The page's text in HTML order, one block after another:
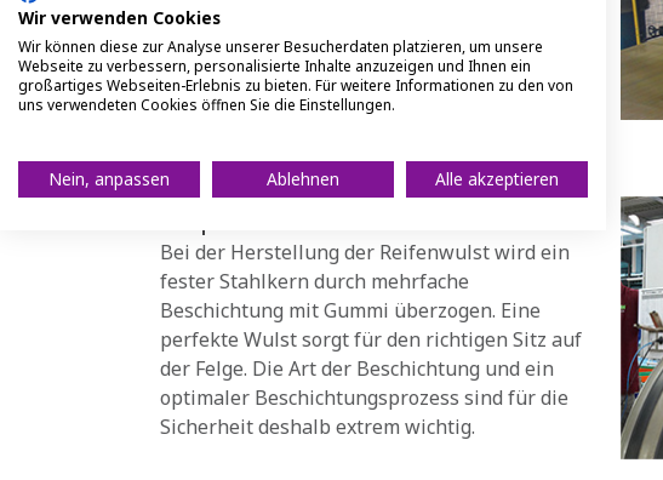
die Gummimischung auf Gewebefäden aus
Cord und Stahl aufgetragen, um dem Reifen
mehr Festigkeit zu verleihen. Nur so kann der
Reifen das Gewicht eines Fahrzeugs tragen,
Bei der Herstellung der Reifenwulst wird ein
fester Stahlkern durch mehrfache
Beschichtung mit Gummi überzogen. Eine
perfekte Wulst sorgt für den richtigen Sitz auf
der Felge. Die Art der Beschichtung und ein
optimaler Beschichtungsprozess sind für die
Sicherheit deshalb extrem wichtig.
Wir verwenden Cookies
Wir können diese zur Analyse unserer Besucherdaten platzieren, um unsere
Webseite zu verbessern, personalisierte Inhalte anzuzeigen und Ihnen ein
großartiges Webseiten-Erlebnis zu bieten. Für weitere Informationen zu den von
uns verwendeten Cookies öffnen Sie die Einstellungen.
Nein, anpassen Ablehnen Alle akzeptieren